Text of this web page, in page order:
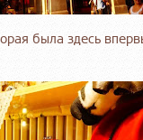
была здесь